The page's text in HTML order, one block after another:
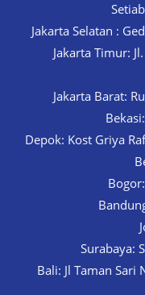
Jakarta Selatan :
Jakarta Timur:
Jakarta Barat:
Depok: Kost Griya
Surabaya:
Bali: Jl Taman Sari